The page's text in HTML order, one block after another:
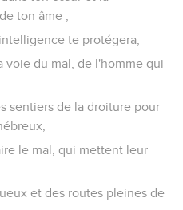
ton âme ;
te protégera,
voie du mal, de l'homme qui
sentiers de la droiture pour
le mal, qui mettent leur
et des routes pleines de